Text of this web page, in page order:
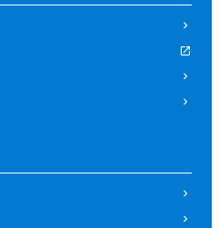
しくはそれらの構成員又
被後見人、被保佐人又は
れかであって、本規約に
後見人､保佐人又は補
プ利用規約、又は当社